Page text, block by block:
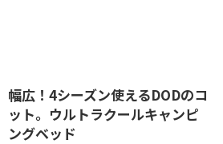
幅広！4シーズン使えるDODのコ
ット。ウルトラクールキャンピ
ングベッド